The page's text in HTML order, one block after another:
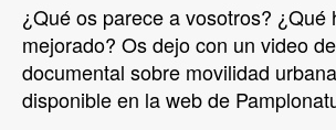
¿Qué os parece a vosotros? ¿Qué
mejorado? Os dejo con un video
documental sobre movilidad
disponible en la web de